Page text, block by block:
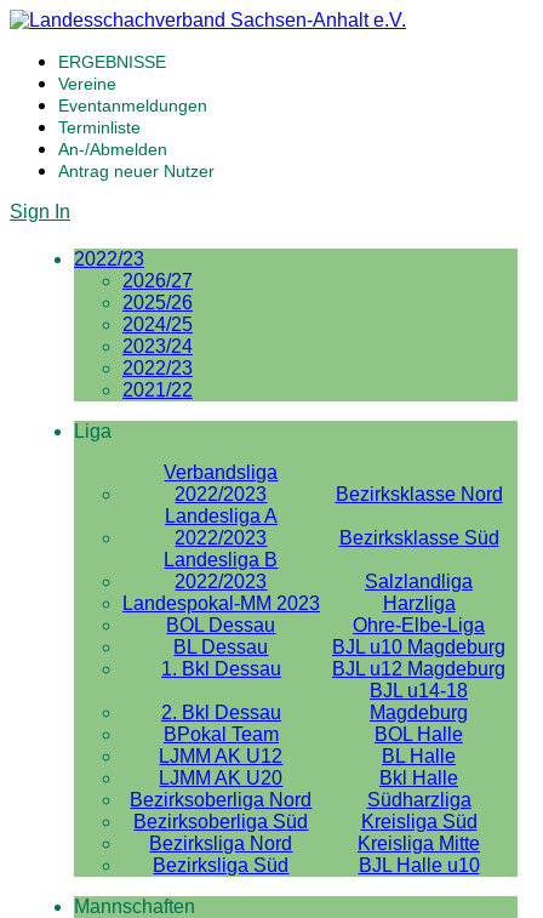
ERGEBNISSE
Vereine
Eventanmeldungen
Terminliste
An-/Abmelden
Antrag neuer Nutzer
Sign In
2022/23
2026/27
2025/26
2024/25
2023/24
2022/23
2021/22
Liga
Verbandsliga
2022/2023
Bezirksklasse Nord
Landesliga A
2022/2023
Bezirksklasse Süd
Landesliga B
2022/2023
Salzlandliga
Landespokal-MM 2023
Harzliga
BOL Dessau
Ohre-Elbe-Liga
BL Dessau
BJL u10 Magdeburg
1. Bkl Dessau
BJL u12 Magdeburg
2. Bkl Dessau
BJL u14-18
Magdeburg
BPokal Team
BOL Halle
LJMM AK U12
BL Halle
LJMM AK U20
Bkl Halle
Bezirksoberliga Nord
Südharzliga
Bezirksoberliga Süd
Kreisliga Süd
Bezirksliga Nord
Kreisliga Mitte
Bezirksliga Süd
BJL Halle u10
Mannschaften